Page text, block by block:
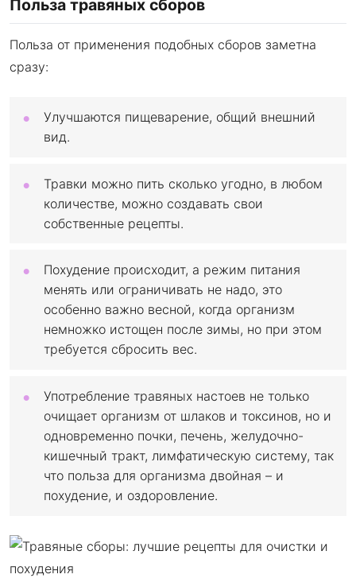
Польза травяных сборов
Польза от применения подобных сборов заметна
сразу:
Улучшаются пищеварение, общий внешний
вид.
Травки можно пить сколько угодно, в любом
количестве, можно создавать свои
собственные рецепты.
Похудение происходит, а режим питания
менять или ограничивать не надо, это
особенно важно весной, когда организм
немножко истощен после зимы, но при этом
требуется сбросить вес.
Употребление травяных настоев не только
очищает организм от шлаков и токсинов, но и
одновременно почки, печень, желудочно-
кишечный тракт, лимфатическую систему, так
что польза для организма двойная – и
похудение, и оздоровление.